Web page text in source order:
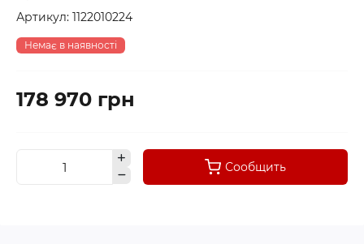
Артикул: 1122010224
Немає в наявності
178 970 грн
Сообщить